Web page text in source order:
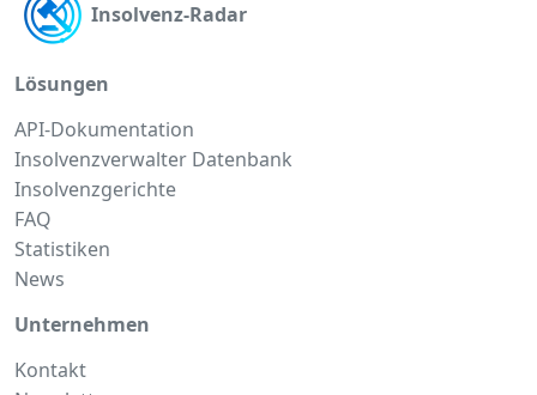
Insolvenz-Radar
Lösungen
API-Dokumentation
Insolvenzverwalter Datenbank
Insolvenzgerichte
FAQ
Statistiken
News
Unternehmen
Kontakt